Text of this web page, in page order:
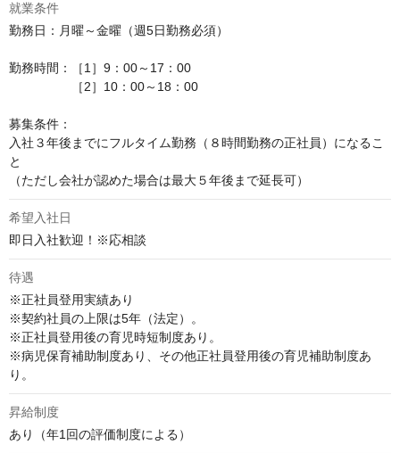
就業条件
勤務日：月曜～金曜（週5日勤務必須）
勤務時間：［1］9：00～17：00
［2］10：00～18：00
募集条件：
入社３年後までにフルタイム勤務（８時間勤務の正社員）になるこ
と
（ただし会社が認めた場合は最大５年後まで延長可）
希望入社日
即日入社歓迎！※応相談
待遇
※正社員登用実績あり
※契約社員の上限は5年（法定）。
※正社員登用後の育児時短制度あり。
※病児保育補助制度あり、その他正社員登用後の育児補助制度あ
り。
昇給制度
あり（年1回の評価制度による）